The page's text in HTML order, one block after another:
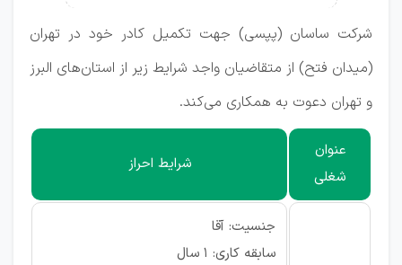
شرکت ساسان (پپسی) جهت تکمیل کادر خود در تهران
(میدان فتح) از متقاضیان واجد شرایط زیر از استان‌های البرز
و تهران دعوت به همکاری می‌کند.
عنوان
شغلی
شرایط احراز
جنسیت: آقا
سابقه کاری: ۱ سال